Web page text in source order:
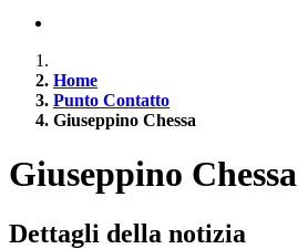
Home
Punto Contatto
Giuseppino Chessa
Giuseppino Chessa
Dettagli della notizia